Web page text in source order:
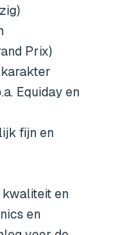
Prix)
Equiday en
fijn en
kwaliteit en
en